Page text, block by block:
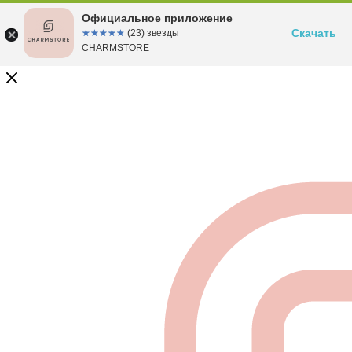
Официальное приложение
☆☆☆☆☆
★★★★★ (23) звезды
CHARMSTORE
Скачать